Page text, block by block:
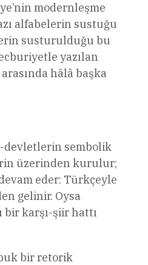
modernleşme
alfabelerin sustuğu
susturulduğu bu
yazılan
hâlâ başka
devletlerin sembolik
üzerinden kurulur;
eder: Türkçeyle
gelinir. Oysa
bir karşı-şiir hattı
bir retorik